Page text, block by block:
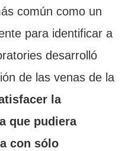
común como un
para identificar a
desarrolló
de las venas de la
la
que pudiera
con sólo